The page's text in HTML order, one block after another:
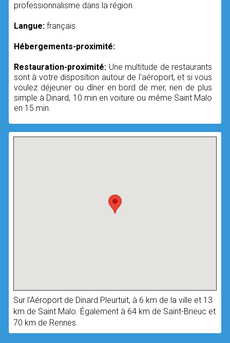
professionnalisme dans la région.
Langue: français
Hébergements-proximité:
Restauration-proximité: Une multitude de restaurants
sont à votre disposition autour de l'aéroport, et si vous
voulez déjeuner ou dîner en bord de mer, rien de plus
simple à Dinard, 10 min en voiture ou même Saint Malo
en 15 min.
Sur l'Aéroport de Dinard Pleurtuit, à 6 km de la ville et 13
km de Saint Malo. Également à 64 km de Saint-Brieuc et
70 km de Rennes.